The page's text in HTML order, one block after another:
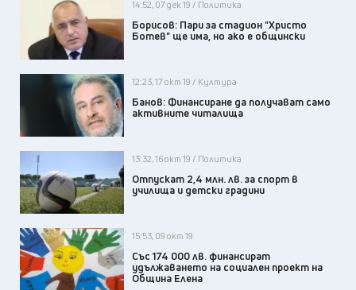
14:52, 07 дек 19 / Политика
Борисов: Пари за стадион "Христо
Ботев" ще има, но ако е общински
12:23, 17 окт 19 / Култура
Банов: Финансиране да получават само
активните читалища
13:32, 16 окт 19 / Политика
Отпускат 2,4 млн. лв. за спорт в
училища и детски градини
15:53, 09 окт 19
Със 174 000 лв. финансират
удължаването на социален проект на
Община Елена